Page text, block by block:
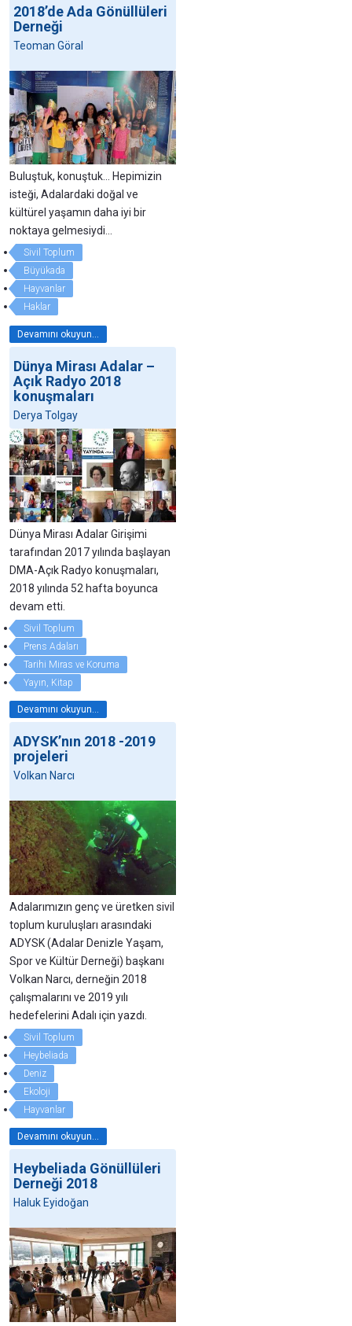
2018’de Ada Gönüllüleri
Derneği
Teoman Göral
Buluştuk, konuştuk... Hepimizin
isteği, Adalardaki doğal ve
kültürel yaşamın daha iyi bir
noktaya gelmesiydi...
Sivil Toplum
Büyükada
Hayvanlar
Haklar
Devamını okuyun...
Dünya Mirası Adalar –
Açık Radyo 2018
konuşmaları
Derya Tolgay
Dünya Mirası Adalar Girişimi
tarafından 2017 yılında başlayan
DMA-Açık Radyo konuşmaları,
2018 yılında 52 hafta boyunca
devam etti.
Sivil Toplum
Prens Adaları
Tarihi Miras ve Koruma
Yayın, Kitap
Devamını okuyun...
ADYSK’nın 2018 -2019
projeleri
Volkan Narcı
Adalarımızın genç ve üretken sivil
toplum kuruluşları arasındaki
ADYSK (Adalar Denizle Yaşam,
Spor ve Kültür Derneği) başkanı
Volkan Narcı, derneğin 2018
çalışmalarını ve 2019 yılı
hedefelerini Adalı için yazdı.
Sivil Toplum
Heybeliada
Deniz
Ekoloji
Hayvanlar
Devamını okuyun...
Heybeliada Gönüllüleri
Derneği 2018
Haluk Eyidoğan